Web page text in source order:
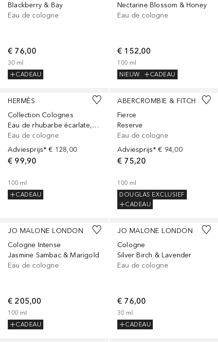
Blackberry & Bay
Eau de cologne
€ 76,00
30 ml
CADEAU
Nectarine Blossom & Honey
Eau de cologne
€ 152,00
100 ml
NIEUW
CADEAU
HERMÈS
Collection Colognes
Eau de rhubarbe écarlate, Eau de Cologne, 100 ml
Eau de cologne
Adviesprijs* € 128,00
€ 99,90
100 ml
CADEAU
ABERCROMBIE & FITCH
Fierce
Reserve
Eau de cologne
Adviesprijs* € 94,00
€ 75,20
100 ml
DOUGLAS EXCLUSIEF
CADEAU
JO MALONE LONDON
Cologne Intense
Jasmine Sambac & Marigold
Eau de cologne
€ 205,00
100 ml
CADEAU
JO MALONE LONDON
Cologne
Silver Birch & Lavender
Eau de cologne
€ 76,00
30 ml
CADEAU